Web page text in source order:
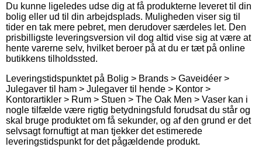
Du kunne ligeledes udse dig at få produkterne leveret til din
bolig eller ud til din arbejdsplads. Muligheden viser sig til
tider en tak mere pebret, men derudover særdeles let. Den
prisbilligste leveringsversion vil dog altid vise sig at være at
hente varerne selv, hvilket beroer på at du er tæt på online
butikkens tilholdssted.
Leveringstidspunktet på Bolig > Brands > Gaveidéer >
Julegaver til ham > Julegaver til hende > Kontor >
Kontorartikler > Rum > Stuen > The Oak Men > Vaser kan i
nogle tilfælde være rigtig betydningsfuld forudsat du står og
skal bruge produktet om få sekunder, og af den grund er det
selvsagt fornuftigt at man tjekker det estimerede
leveringstidspunkt for det pågældende produkt.